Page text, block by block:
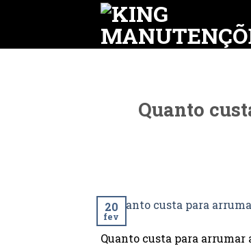
Quanto
20
fev
Quanto custa para